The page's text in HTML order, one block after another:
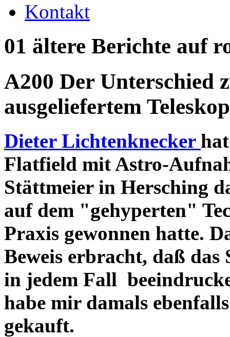
Kontakt
01 ältere Berichte auf
A200 Der Unterschied
ausgeliefertem
Dieter Lichtenknecker
Flatfield mit Astro-
Stättmeier in Hersching
auf dem "gehyperten"
Praxis gewonnen hatte.
Beweis erbracht, daß das
in jedem Fall
habe mir damals
gekauft.